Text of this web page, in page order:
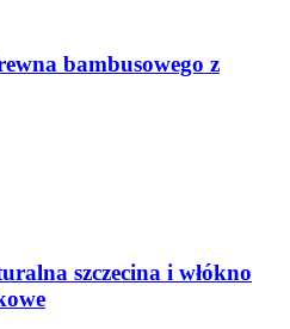
bambusowego z
szczecina i włókno